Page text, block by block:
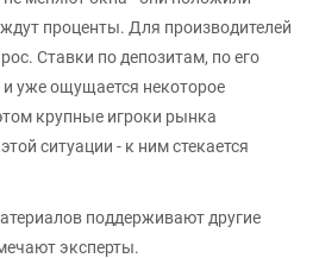
проценты. Для производителей
Ставки по депозитам, по его
уже ощущается некоторое
крупные игроки рынка
ситуации - к ним стекается
поддерживают другие
эксперты.